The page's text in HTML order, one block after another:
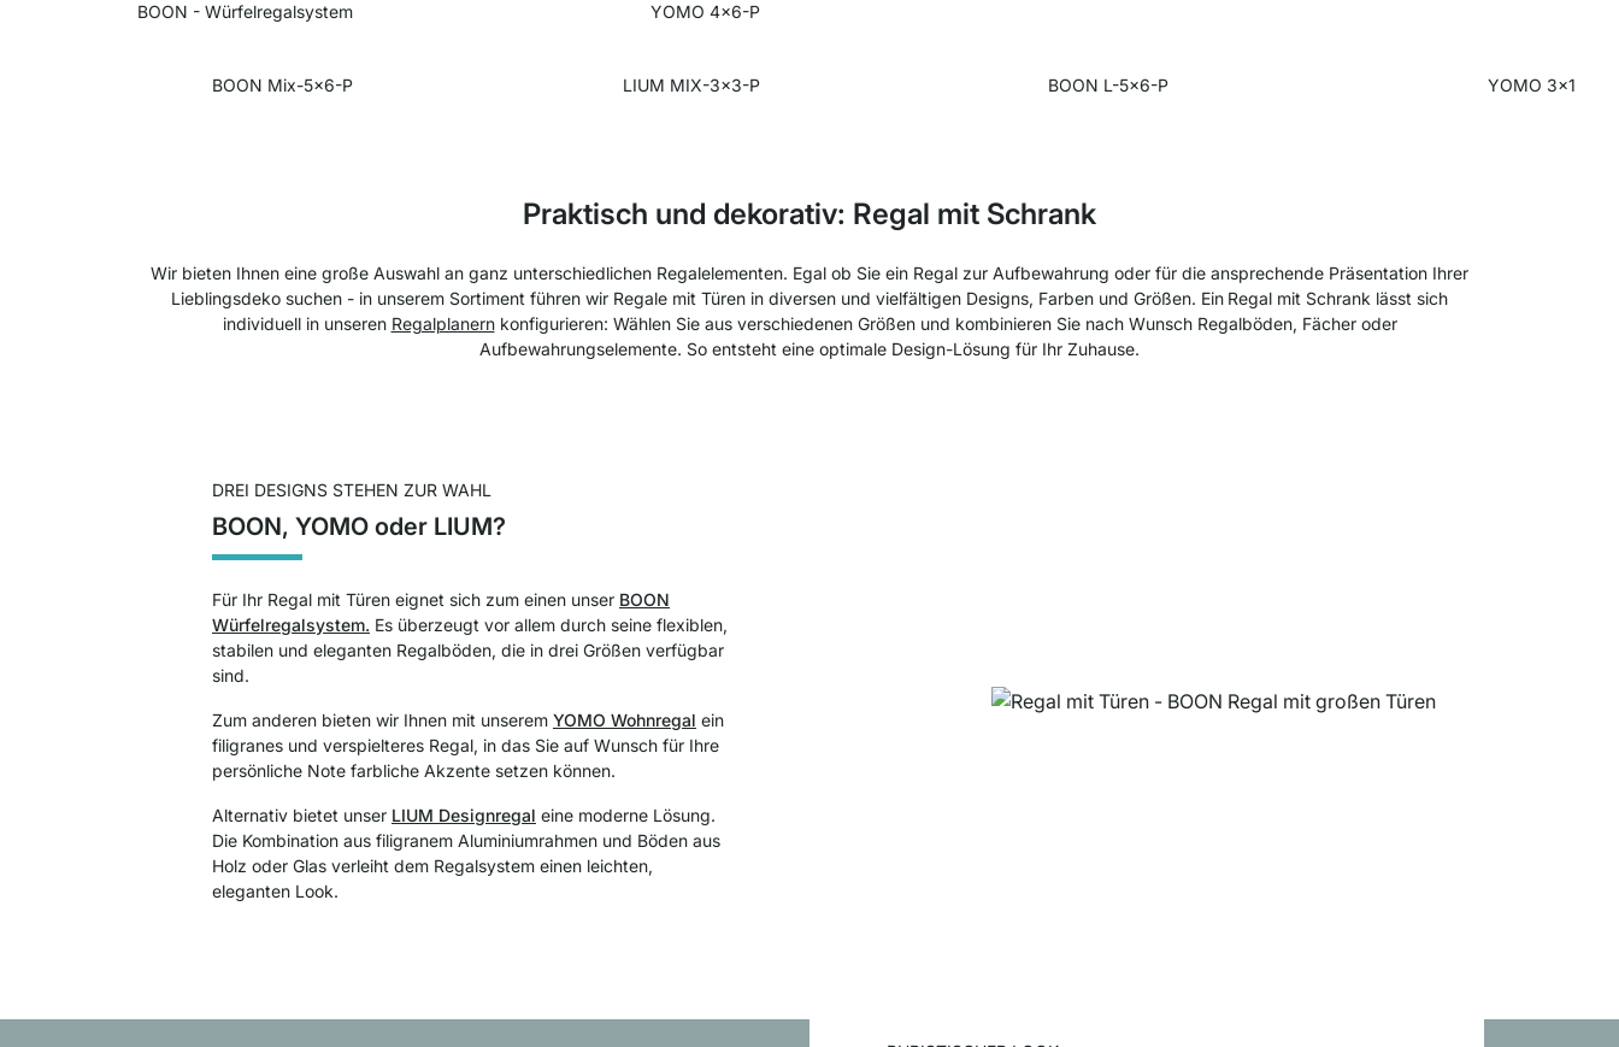
BOON - Würfelregalsystem
YOMO 4x6-P
BOON Mix-5x6-P LIUM MIX-3x3-P BOON L-5x6-P YOMO 3x1
Praktisch und dekorativ: Regal mit Schrank
Wir bieten Ihnen eine große Auswahl an ganz unterschiedlichen Regalelementen. Egal ob Sie ein Regal zur Aufbewahrung oder für die ansprechende Präsentation Ihrer
Lieblingsdeko suchen - in unserem Sortiment führen wir Regale mit Türen in diversen und vielfältigen Designs, Farben und Größen. Ein Regal mit Schrank lässt sich
individuell in unseren Regalplanernkonfigurieren: Wählen Sie aus verschiedenen Größen und kombinieren Sie nach Wunsch Regalböden, Fächer oder
Aufbewahrungselemente. So entsteht eine optimale Design-Lösung für Ihr Zuhause.
DREI DESIGNS STEHEN ZUR WAHL
BOON, YOMO oder LIUM?
Für Ihr Regal mit Türen eignet sich zum einen unser BOON
Würfelregalsystem. Es überzeugt vor allem durch seine flexiblen,
stabilen und eleganten Regalböden, die in drei Größen verfügbar
sind.
Zum anderen bieten wir Ihnen mit unserem YOMO Wohnregal ein
filigranes und verspielteres Regal, in das Sie auf Wunsch für Ihre
persönliche Note farbliche Akzente setzen können.
Alternativ bietet unser LIUM Designregal eine moderne Lösung.
Die Kombination aus filigranem Aluminiumrahmen und Böden aus
Holz oder Glas verleiht dem Regalsystem einen leichten,
eleganten Look.